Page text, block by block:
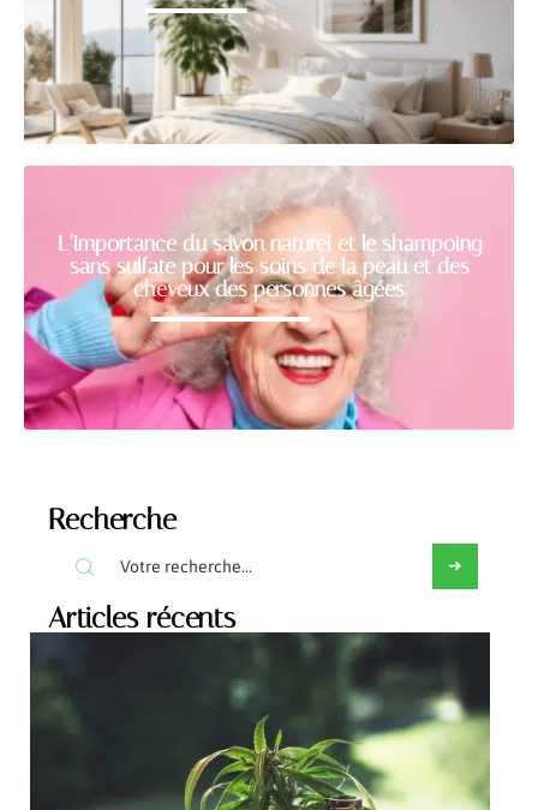
L’importance du savon naturel et le shampoing
sans sulfate pour les soins de la peau et des
cheveux des personnes âgées
Recherche
Articles récents